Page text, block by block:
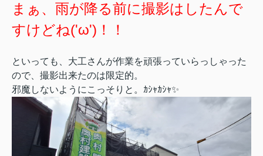
まぁ、雨が降る前に撮影はしたんで
すけどね('ω')！！
といっても、大工さんが作業を頑張っていらっしゃった
ので、撮影出来たのは限定的。
邪魔しないようにこっそりと。ｶｼｬｶｼｬ✨